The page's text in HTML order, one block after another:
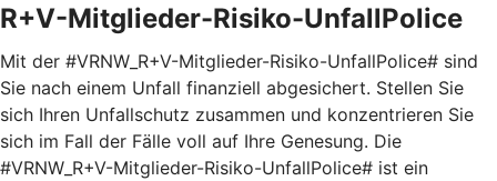
R+V-Mitglieder-Risiko-UnfallPolice
Mit der #VRNW_R+V-Mitglieder-Risiko-UnfallPolice# sind
Sie nach einem Unfall finanziell abgesichert. Stellen Sie
sich Ihren Unfallschutz zusammen und konzentrieren Sie
sich im Fall der Fälle voll auf Ihre Genesung. Die
#VRNW_R+V-Mitglieder-Risiko-UnfallPolice# ist ein